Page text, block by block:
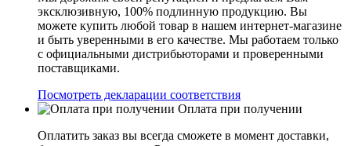
эксклюзивную, 100% подлинную продукцию. Вы
можете купить любой товар в нашем интернет-магазине
и быть уверенными в его качестве. Мы работаем только
с официальными дистрибьюторами и проверенными
поставщиками.
Посмотреть декларации соответствия
Оплата при получении
Оплатить заказ вы всегда сможете в момент доставки,